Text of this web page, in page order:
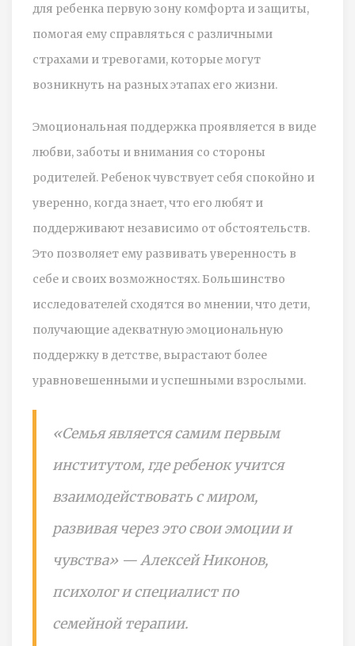
для ребенка первую зону комфорта и защиты,
помогая ему справляться с различными
страхами и тревогами, которые могут
возникнуть на разных этапах его жизни.
Эмоциональная поддержка проявляется в виде
любви, заботы и внимания со стороны
родителей. Ребенок чувствует себя спокойно и
уверенно, когда знает, что его любят и
поддерживают независимо от обстоятельств.
Это позволяет ему развивать уверенность в
себе и своих возможностях. Большинство
исследователей сходятся во мнении, что дети,
получающие адекватную эмоциональную
поддержку в детстве, вырастают более
уравновешенными и успешными взрослыми.
«Семья является самим первым
институтом, где ребенок учится
взаимодействовать с миром,
развивая через это свои эмоции и
чувства» — Алексей Никонов,
психолог и специалист по
семейной терапии.